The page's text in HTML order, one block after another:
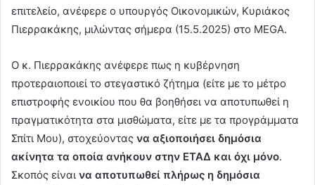
επιτελείο, ανέφερε ο υπουργός Οικονομικών, Κυριάκος
Πιερρακάκης, μιλώντας σήμερα (15.5.2025) στο MEGA.
Ο κ. Πιερρακάκης ανέφερε πως η κυβέρνηση
προτεραιοποιεί το στεγαστικό ζήτημα (είτε με το μέτρο
επιστροφής ενοικίου που θα βοηθήσει να αποτυπωθεί η
πραγματικότητα στα μισθώματα, είτε με τα προγράμματα
Σπίτι Μου), στοχεύοντας να αξιοποιήσει δημόσια
ακίνητα τα οποία ανήκουν στην ΕΤΑΔ και όχι μόνο.
Σκοπός είναι να αποτυπωθεί πλήρως η δημόσια